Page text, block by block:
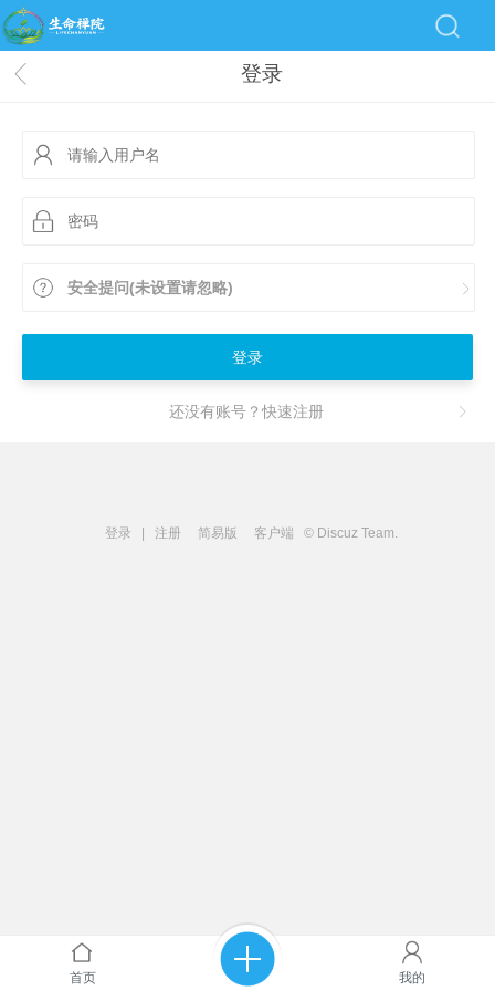
登录
安全提问(未设置请忽略)
登录
还没有账号？快速注册
登录 注册 简易版 客户端 © Discuz Team.
首页 我的